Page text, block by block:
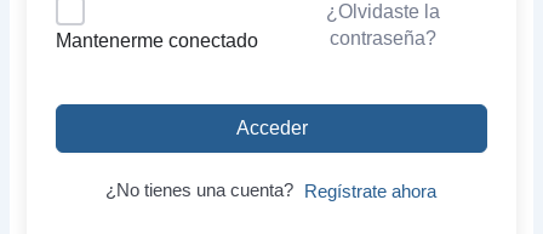
Mantenerme conectado
¿Olvidaste la
contraseña?
Acceder
¿No tienes una cuenta? Regístrate ahora